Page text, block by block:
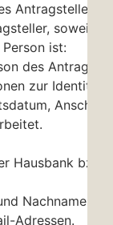
Antragstellers
soweit
ist:
des
zur Identität
Hausbank bzw.
Nachname,
Adressen.